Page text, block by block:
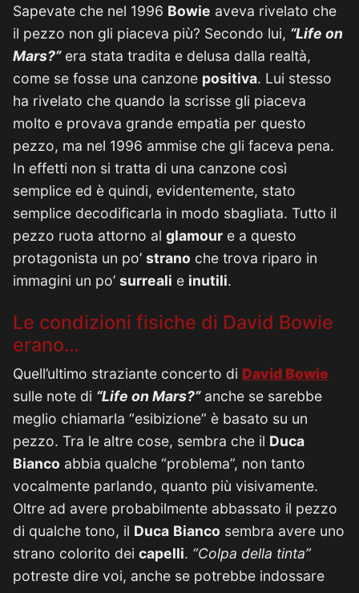
Sapevate che nel 1996 Bowie aveva rivelato che
il pezzo non gli piaceva più? Secondo lui, “Life on
Mars?”era stata tradita e delusa dalla realtà,
come se fosse una canzone positiva. Lui stesso
ha rivelato che quando la scrisse gli piaceva
molto e provava grande empatia per questo
pezzo, ma nel 1996 ammise che gli faceva pena.
In effetti non si tratta di una canzone così
semplice ed è quindi, evidentemente, stato
semplice decodificarla in modo sbagliata. Tutto il
pezzo ruota attorno al glamour e a questo
protagonista un po’ strano che trova riparo in
immagini un po’ surreali e inutili.
Le condizioni fisiche di David Bowie
erano…
Quell’ultimo straziante concerto di David Bowie
sulle note di “Life on Mars?”anche se sarebbe
meglio chiamarla “esibizione” è basato su un
pezzo. Tra le altre cose, sembra che il Duca
Bianco abbia qualche “problema”, non tanto
vocalmente parlando, quanto più visivamente.
Oltre ad avere probabilmente abbassato il pezzo
di qualche tono, il Duca Bianco sembra avere uno
strano colorito dei capelli. “Colpa della tinta”
potreste dire voi, anche se potrebbe indossare